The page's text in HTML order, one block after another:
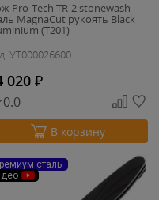
Pro-Tech TR-2 stonewash
MagnaCut рукоять Black
(T201)
УТ000026600
020 ₽
0.0
В корзину
сталь